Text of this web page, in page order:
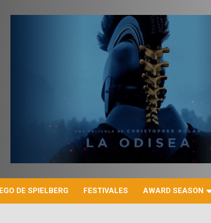
DE SPIELBERG FESTIVALES AWARD SEASON